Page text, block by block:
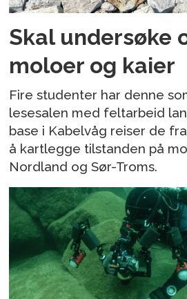
Skal undersøke
moloer og kaier
Fire studenter har denne
lesesalen med feltarbeid
base i Kabelvåg reiser de
å kartlegge tilstanden på
Nordland og Sør-Troms.